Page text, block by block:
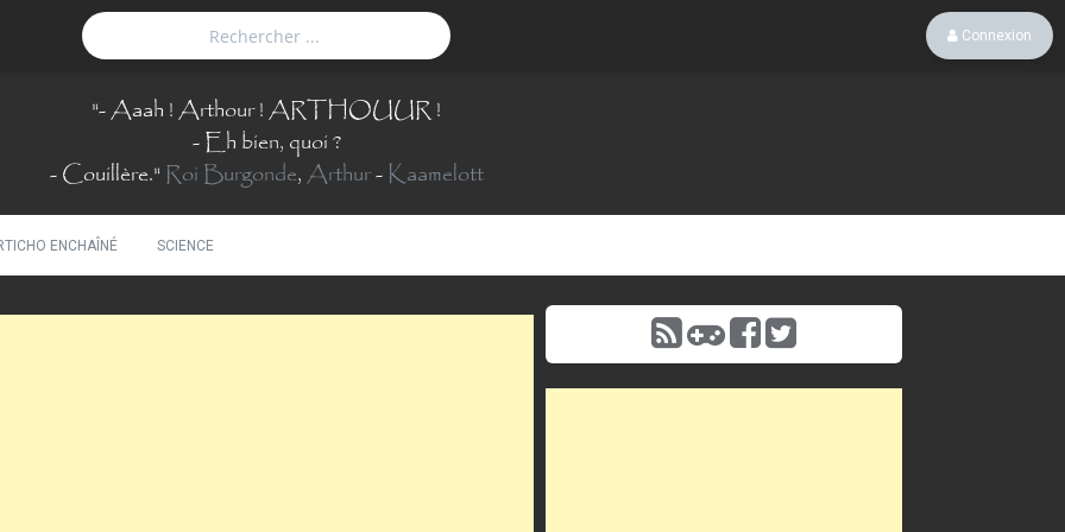
Connexion
"- Aaah ! Arthour ! ARTHOUUR !
- Eh bien, quoi ?
- Couillère." Roi Burgonde,Arthur-Kaamelott
ENCHAÎNÉ SCIENCE